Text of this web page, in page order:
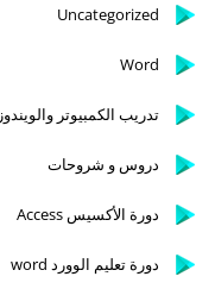
Uncategorized
Word
تدريب الكمبيوتر والويندوز
دروس و شروحات
دورة الأكسيس Access
دورة تعليم الوورد word